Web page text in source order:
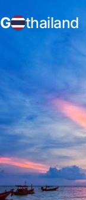
至
G thailand